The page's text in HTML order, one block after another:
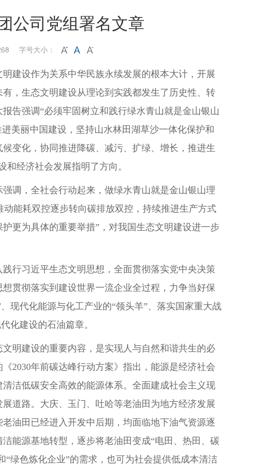
公司党组署名文章
字号大小：
建设作为关系中华民族永续发展的根本大计，开展
，生态文明建设从理论到实践都发生了历史性、转
告强调“必须牢固树立和践行绿水青山就是金山银山
美丽中国建设，坚持山水林田湖草沙一体化保护和
变化，协同推进降碳、减污、扩绿、增长，推进生
经济社会发展指明了方向。
调，全社会行动起来，做绿水青山就是金山银山理
能耗双控逐步转向碳排放双控，持续推进生产方式
更为具体的重要举措”，对我国生态文明建设进一步
行习近平生态文明思想，全面贯彻落实党中央决策
贯彻落实到建设世界一流企业全过程，力争当好保
现代化能源与化工产业的“领头羊”、落实国家重大战
化建设的石油篇章。
明建设的重要内容，是实现人与自然和谐共生的必
2030年前碳达峰行动方案》指出，能源是经济社会
洁低碳安全高效的能源体系。全面建成社会主义现
道路。大庆、玉门、吐哈等老油田为地方经济发展
油田已经进入开发中后期，均面临地下油气资源逐
能源基地转型，逐步将老油田变成“电田、热田、碳
“绿色炼化企业”的需求，也可为社会提供低成本清洁